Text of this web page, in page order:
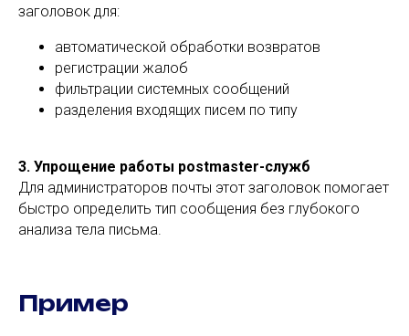
заголовок для:
автоматической обработки возвратов
регистрации жалоб
фильтрации системных сообщений
разделения входящих писем по типу
3. Упрощение работы postmaster-служб
Для администраторов почты этот заголовок помогает
быстро определить тип сообщения без глубокого
анализа тела письма.
Пример